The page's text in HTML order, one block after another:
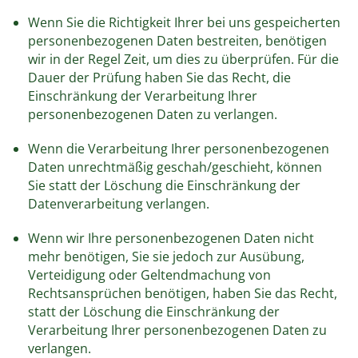
Wenn Sie die Richtigkeit Ihrer bei uns gespeicherten
personenbezogenen Daten bestreiten, benötigen
wir in der Regel Zeit, um dies zu überprüfen. Für die
Dauer der Prüfung haben Sie das Recht, die
Einschränkung der Verarbeitung Ihrer
personenbezogenen Daten zu verlangen.
Wenn die Verarbeitung Ihrer personenbezogenen
Daten unrechtmäßig geschah/geschieht, können
Sie statt der Löschung die Einschränkung der
Datenverarbeitung verlangen.
Wenn wir Ihre personenbezogenen Daten nicht
mehr benötigen, Sie sie jedoch zur Ausübung,
Verteidigung oder Geltendmachung von
Rechtsansprüchen benötigen, haben Sie das Recht,
statt der Löschung die Einschränkung der
Verarbeitung Ihrer personenbezogenen Daten zu
verlangen.